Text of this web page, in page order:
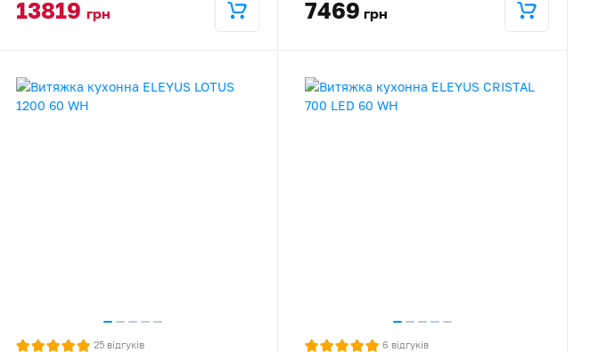
13819 грн 7469 грн
25 відгуків 6 відгуків